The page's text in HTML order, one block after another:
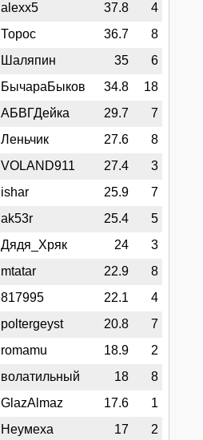
alexx5 37.8 4
Торос 36.7 8
Шаляпин 35 6
БычараБыков 34.8 18
АБВГДейка 29.7 7
Леньчик 27.6 8
VOLAND911 27.4 3
ishar 25.9 7
ak53r 25.4 5
Дядя_Хряк 24 3
mtatar 22.9 8
817995 22.1 4
poltergeyst 20.8 7
romamu 18.9 2
волатильный 18 8
GlazAlmaz 17.6 1
Неумеха 17 2